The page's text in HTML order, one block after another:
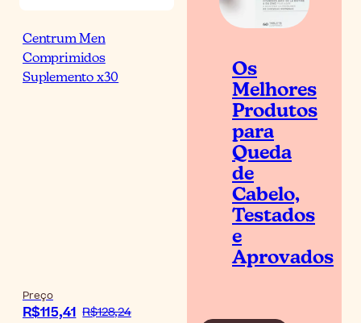
Centrum Men
Comprimidos
Suplemento x30
Preço
R$115,41 R$128,24
Os
Melhores
Produtos
para
Queda
de
Cabelo,
Testados
e
Aprovados